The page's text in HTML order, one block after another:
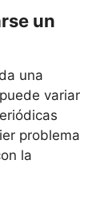
un
una
variar
problema
la